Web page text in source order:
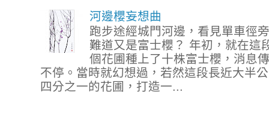
河邊櫻妄想曲
跑步途經城門河邊，看見單車徑
難道又是富士櫻？ 年初，就在這
個花圃種上了十株富士櫻，消息
不停。當時就幻想過，若然這段長近大半
四分之一的花圃，打造一...